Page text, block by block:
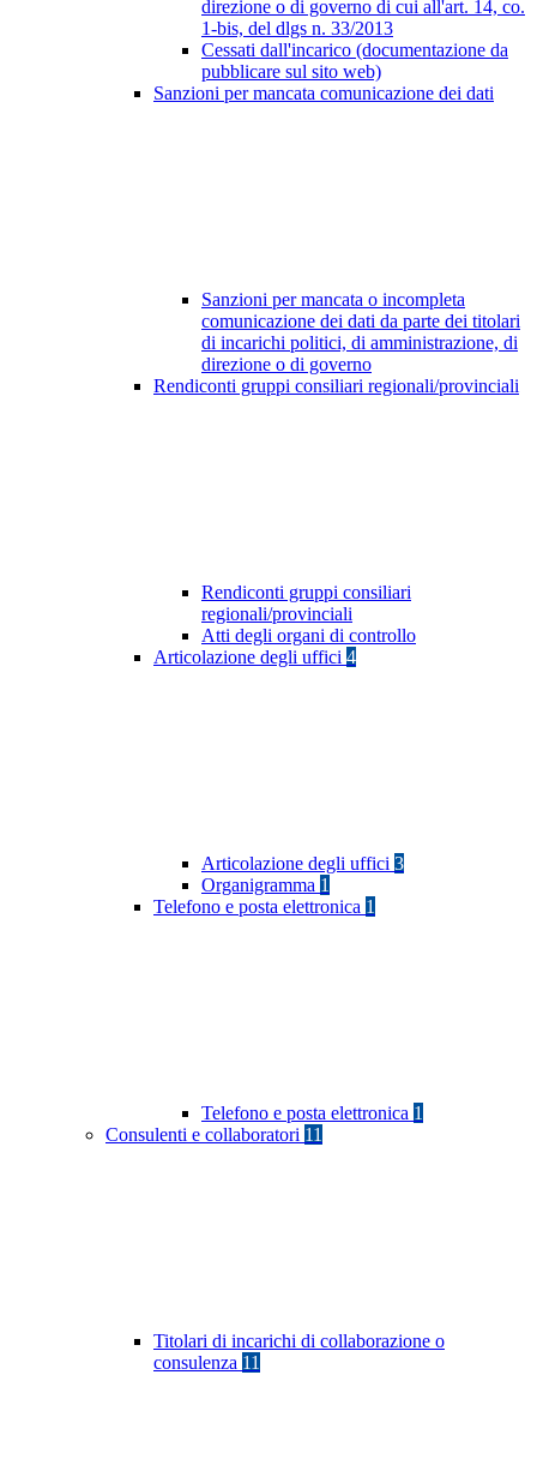
direzione o di governo di cui all'art. 14, co.
1-bis, del dlgs n. 33/2013
Cessati dall'incarico (documentazione da
pubblicare sul sito web)
Sanzioni per mancata comunicazione dei dati
Sanzioni per mancata o incompleta
comunicazione dei dati da parte dei titolari
di incarichi politici, di amministrazione, di
direzione o di governo
Rendiconti gruppi consiliari regionali/provinciali
Rendiconti gruppi consiliari
regionali/provinciali
Atti degli organi di controllo
Articolazione degli uffici 4
Articolazione degli uffici 3
Organigramma 1
Telefono e posta elettronica 1
Telefono e posta elettronica 1
Consulenti e collaboratori 11
Titolari di incarichi di collaborazione o
consulenza 11